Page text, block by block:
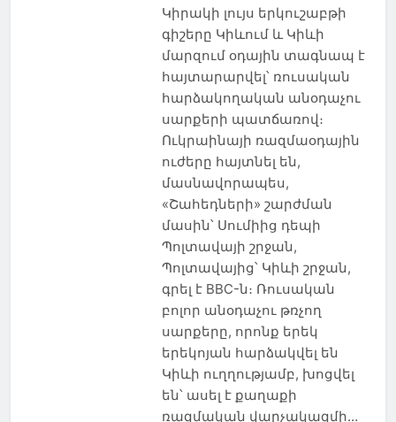
Կիրակի լույս երկուշաբթի
գիշերը Կիևում և Կիևի
մարզում օդային տագնապ է
հայտարարվել՝ ռուսական
հարձակողական անօդաչու
սարքերի պատճառով։
Ուկրաինայի ռազմաօդային
ուժերը հայտնել են,
մասնավորապես,
«Շահեդների» շարժման
մասին՝ Սումիից դեպի
Պոլտավայի շրջան,
Պոլտավայից՝ Կիևի շրջան,
գրել է BBC-ն։ Ռուսական
բոլոր անօդաչու թռչող
սարքերը, որոնք երեկ
երեկոյան հարձակվել են
Կիևի ուղղությամբ, խոցվել
են՝ ասել է քաղաքի
ռազմական վարչակազմի…